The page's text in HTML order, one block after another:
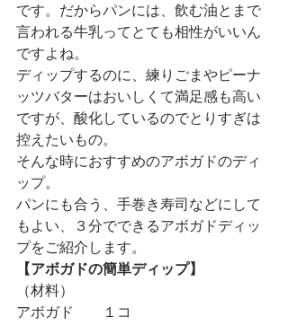
です。だからパンには、飲む油とまで
言われる牛乳ってとても相性がいいん
ですよね。
ディップするのに、練りごまやピーナ
ッツバターはおいしくて満足感も高い
ですが、酸化しているのでとりすぎは
控えたいもの。
そんな時におすすめのアボガドのディ
ップ。
パンにも合う、手巻き寿司などにして
もよい、３分でできるアボガドディッ
プをご紹介します。
【アボガドの簡単ディップ】
（材料）
アボガド　　１コ